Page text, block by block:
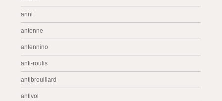
anni
antenne
antennino
anti-roulis
antibrouillard
antivol